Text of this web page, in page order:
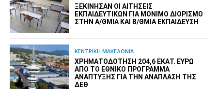
ΞΕΚΊΝΗΣΑΝ ΟΙ ΑΙΤΉΣΕΙΣ
ΕΚΠΑΙΔΕΥΤΙΚΏΝ ΓΙΑ ΜΌΝΙΜΟ ΔΙΟΡΙΣΜΌ
ΣΤΗΝ Α/ΘΜΙΑ ΚΑΙ Β/ΘΜΙΑ ΕΚΠΑΊΔΕΥΣΗ
ΚΕΝΤΡΙΚΗ ΜΑΚΕΔΟΝΙΑ
ΧΡΗΜΑΤΟΔΌΤΗΣΗ 204,6 ΕΚΑΤ. ΕΥΡΏ
ΑΠΌ ΤΟ ΕΘΝΙΚΌ ΠΡΌΓΡΑΜΜΑ
ΑΝΆΠΤΥΞΗΣ ΓΙΑ ΤΗΝ ΑΝΆΠΛΑΣΗ ΤΗΣ
ΔΕΘ